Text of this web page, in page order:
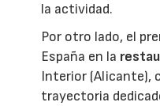
la actividad.
Por otro lado, el
España en la
Interior (Alicante),
trayectoria